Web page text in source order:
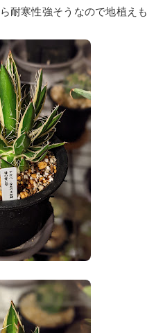
耐寒性強そうなので地植えも